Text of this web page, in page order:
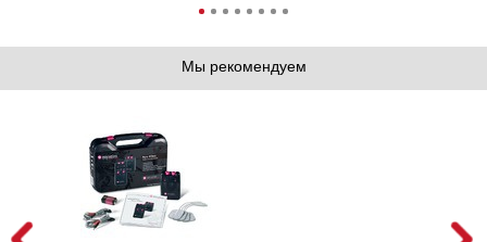
Перчатки Mystim
Magic Gloves
Мы рекомендуем